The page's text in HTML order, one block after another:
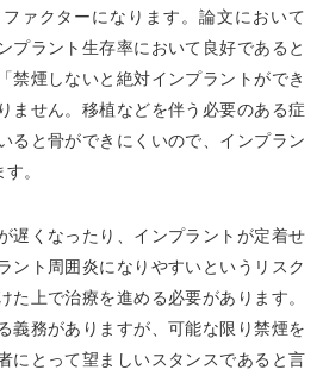
ァクターになります。論文において
プラント生存率において良好であると
禁煙しないと絶対インプラントができ
ません。移植などを伴う必要のある症
ると骨ができにくいので、インプラン
。
遅くなったり、インプラントが定着せ
ント周囲炎になりやすいというリスク
た上で治療を進める必要があります。
義務がありますが、可能な限り禁煙を
にとって望ましいスタンスであると言